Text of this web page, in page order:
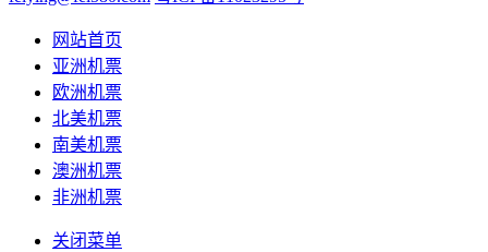
网站首页
亚洲机票
欧洲机票
北美机票
南美机票
澳洲机票
非洲机票
关闭菜单